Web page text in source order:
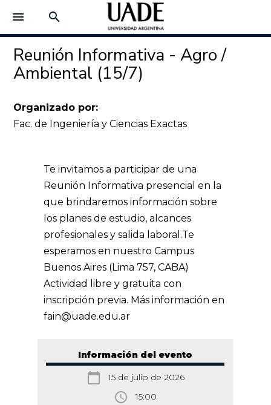
menu search
Reunión Informativa - Agro /
Ambiental (15/7)
Organizado por:
Fac. de Ingeniería y Ciencias Exactas
Información del evento
calendar_today 15 de julio de 2026
access_time 15:00
Te invitamos a participar de una
Reunión Informativa presencial en la
que brindaremos información sobre
los planes de estudio, alcances
profesionales y salida laboral.Te
esperamos en nuestro Campus
Buenos Aires (Lima 757, CABA)
Actividad libre y gratuita con
inscripción previa. Más información en
fain@uade.edu.ar